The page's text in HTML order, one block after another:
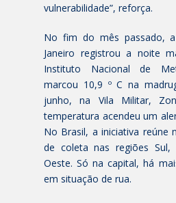
vulnerabilidade”, reforça.
No fim do mês passado,
Janeiro registrou a noite
Instituto Nacional de
marcou 10,9 º C na
junho, na Vila Militar,
temperatura acendeu um
No Brasil, a iniciativa reúne
de coleta nas regiões Sul,
Oeste. Só na capital, há
em situação de rua.